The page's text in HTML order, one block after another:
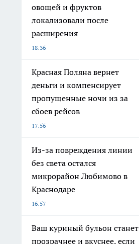
овощей и фруктов
локализовали после
расширения
18:36
Красная Поляна вернет
деньги и компенсирует
пропущенные ночи из за
сбоев рейсов
17:56
Из-за повреждения линии
без света остался
микрорайон Любимово в
Краснодаре
16:57
Ваш куриный бульон станет
прозрачнее и вкуснее, если